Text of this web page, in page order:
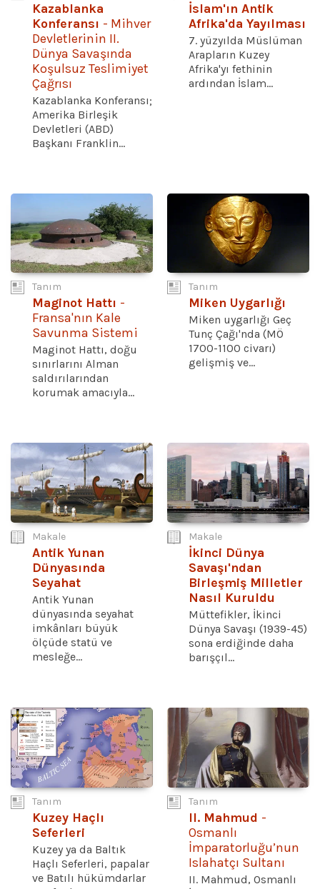
Kazablanka
Konferansı - Mihver
Devletlerinin II.
Dünya Savaşında
Koşulsuz Teslimiyet
Çağrısı
Kazablanka Konferansı;
Amerika Birleşik
Devletleri (ABD)
Başkanı Franklin...
İslam'ın Antik
Afrika'da Yayılması
7. yüzyılda Müslüman
Arapların Kuzey
Afrika'yı fethinin
ardından İslam...
Tanım
Maginot Hattı -
Fransa'nın Kale
Savunma Sistemi
Maginot Hattı, doğu
sınırlarını Alman
saldırılarından
korumak amacıyla...
Tanım
Miken Uygarlığı
Miken uygarlığı Geç
Tunç Çağı'nda (MÖ
1700-1100 civarı)
gelişmiş ve...
Makale
Antik Yunan
Dünyasında
Seyahat
Antik Yunan
dünyasında seyahat
imkânları büyük
ölçüde statü ve
mesleğe...
Makale
İkinci Dünya
Savaşı'ndan
Birleşmiş Milletler
Nasıl Kuruldu
Müttefikler, İkinci
Dünya Savaşı (1939-45)
sona erdiğinde daha
barışçıl...
Tanım
Kuzey Haçlı
Seferleri
Kuzey ya da Baltık
Haçlı Seferleri, papalar
ve Batılı hükümdarlar
Tanım
II. Mahmud -
Osmanlı
İmparatorluğu’nun
Islahatçı Sultanı
II. Mahmud, Osmanlı